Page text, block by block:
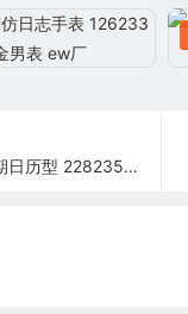
228235 3255机芯